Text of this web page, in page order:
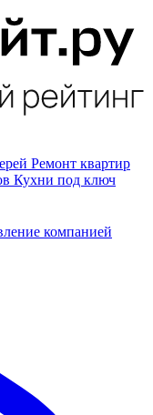
Ремонт квартир
Кухни под ключ
компанией